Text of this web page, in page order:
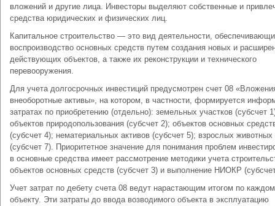
вложений и другие лица. Инвесторы выделяют собственные и
средства юридических и физических лиц.
Капитальное строительство — это вид деятельности,
воспроизводство основных средств путем создания новых и
действующих объектов, а также их реконструкции и технического
перевооружения.
Для учета долгосрочных инвестиций предусмотрен счет 08
внеоборотные активы», на котором, в частности, формируется
затратах по приобретению (отдельно): земельных участков (субсчет
объектов природопользования (субсчет 2); объектов основных
(субсчет 4); нематериальных активов (субсчет 5); взрослых животных
(субсчет 7). Приоритетное значение для понимания проблем
в основные средства имеет рассмотрение методики учета
объектов основных средств (субсчет 3) и выполнение НИОКР
Учет затрат по дебету счета 08 ведут нарастающим итогом по
объекту. Эти затраты до ввода возводимого объекта в эксплуатацию